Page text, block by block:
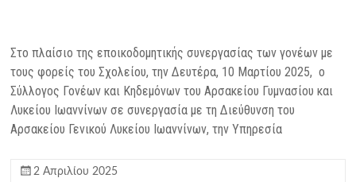
Στο πλαίσιο της εποικοδομητικής συνεργασίας των γονέων με
τους φορείς του Σχολείου, την Δευτέρα, 10 Μαρτίου 2025, o
Σύλλογος Γονέων και Κηδεμόνων του Αρσακείου Γυμνασίου και
Λυκείου Ιωαννίνων σε συνεργασία με τη Διεύθυνση του
Αρσακείου Γενικού Λυκείου Ιωαννίνων, την Υπηρεσία
2 Απριλίου 2025